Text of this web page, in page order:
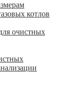
котлов
очистных